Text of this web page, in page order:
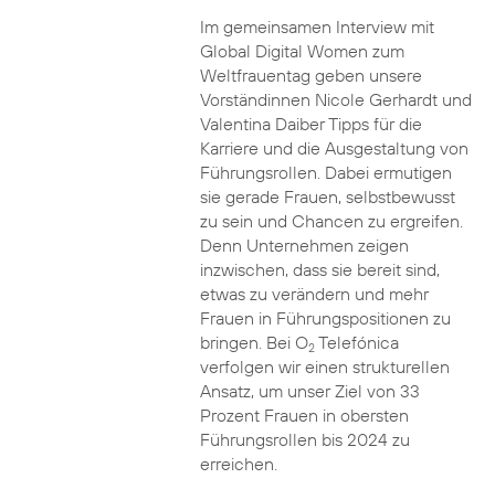
Im gemeinsamen Interview mit
Global Digital Women zum
Weltfrauentag geben unsere
Vorständinnen Nicole Gerhardt und
Valentina Daiber Tipps für die
Karriere und die Ausgestaltung von
Führungsrollen. Dabei ermutigen
sie gerade Frauen, selbstbewusst
zu sein und Chancen zu ergreifen.
Denn Unternehmen zeigen
inzwischen, dass sie bereit sind,
etwas zu verändern und mehr
Frauen in Führungspositionen zu
bringen. Bei O2Telefónica
verfolgen wir einen strukturellen
Ansatz, um unser Ziel von 33
Prozent Frauen in obersten
Führungsrollen bis 2024 zu
erreichen.